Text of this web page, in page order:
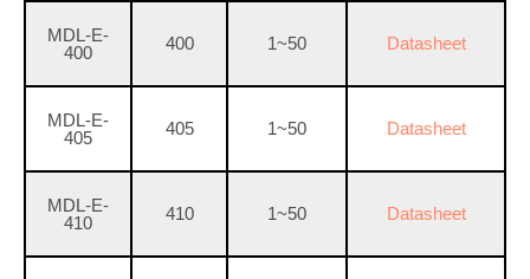
MDL-E-
400
400 1~50 Datasheet
MDL-E-
405
405 1~50 Datasheet
MDL-E-
410
410 1~50 Datasheet